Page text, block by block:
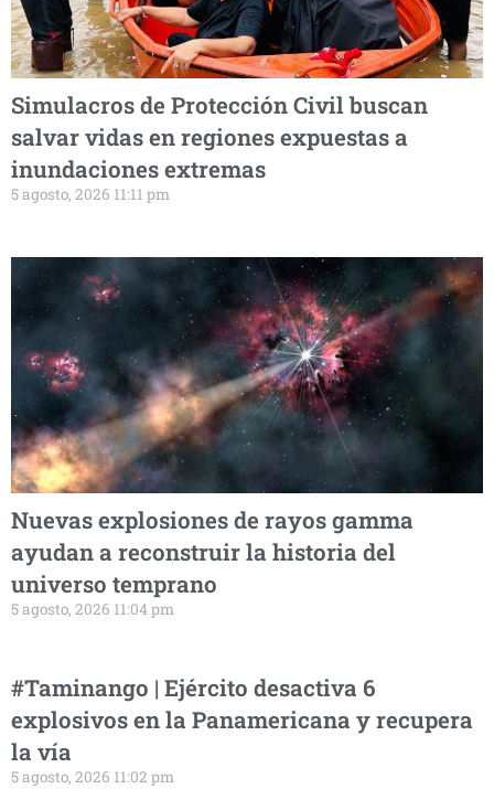
Simulacros de Protección Civil buscan
salvar vidas en regiones expuestas a
inundaciones extremas
5 agosto, 2026 11:11 pm
Nuevas explosiones de rayos gamma
ayudan a reconstruir la historia del
universo temprano
5 agosto, 2026 11:04 pm
#Taminango | Ejército desactiva 6
explosivos en la Panamericana y recupera
la vía
5 agosto, 2026 11:02 pm